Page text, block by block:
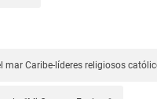
Caribe-líderes religiosos